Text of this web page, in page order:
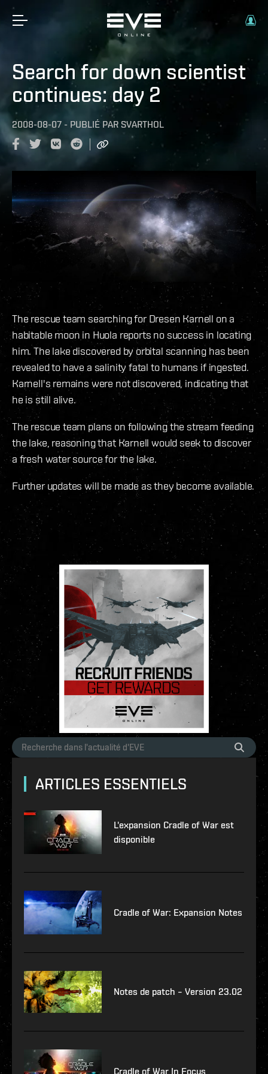
Search for down scientist
continues: day 2
2008-08-07 - PUBLIÉ PAR SVARTHOL
The rescue team searching for Dresen Karnell on a
habitable moon in Huola reports no success in locating
him. The lake discovered by orbital scanning has been
revealed to have a salinity fatal to humans if ingested.
Karnell's remains were not discovered, indicating that
he is still alive.
The rescue team plans on following the stream feeding
the lake, reasoning that Karnell would seek to discover
a fresh water source for the lake.
Further updates will be made as they become available.
ARTICLES ESSENTIELS
L'expansion Cradle of War est
disponible
Cradle of War: Expansion Notes
Notes de patch – Version 23.02
Cradle of War In Focus